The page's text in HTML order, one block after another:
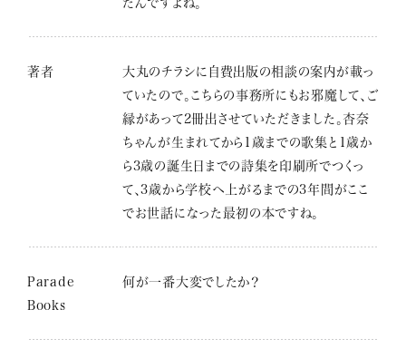
著者
大丸のチラシに自費出版の相談の案内が載っ
ていたので。こちらの事務所にもお邪魔して、ご
縁があって2冊出させていただきました。杏奈
ちゃんが生まれてから1歳までの歌集と1歳か
ら3歳の誕生日までの詩集を印刷所でつくっ
て、3歳から学校へ上がるまでの3年間がここ
でお世話になった最初の本ですね。
Parade
Books
何が一番大変でしたか？